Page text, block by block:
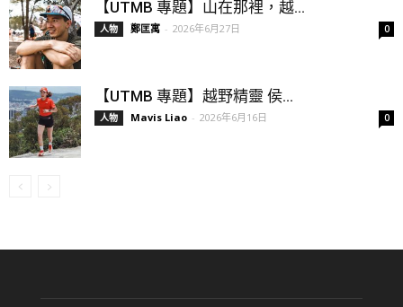
【UTMB 專題】山在那裡，越...
人物 鄭匡寓 - 2026年6月27日 0
【UTMB 專題】越野精靈 侯...
人物 Mavis Liao - 2026年6月16日 0